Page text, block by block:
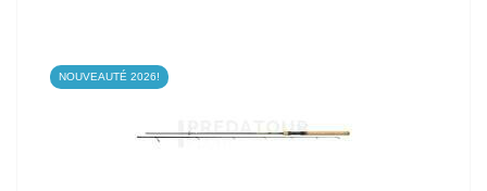
NOUVEAUTÉ 2026!